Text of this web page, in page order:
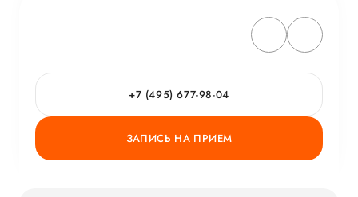
+7 (495) 677-98-04
ЗАПИСЬ НА ПРИЕМ